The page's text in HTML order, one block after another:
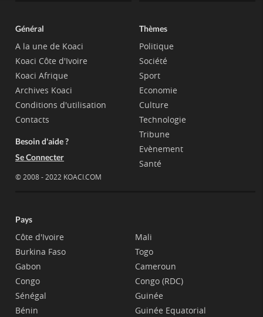
Général
A la une de Koaci
Koaci Côte d'Ivoire
Koaci Afrique
Archives Koaci
Conditions d'utilisation
Contacts
Besoin d'aide ?
Se Connecter
© 2008 - 2022 KOACI.COM
Thèmes
Politique
Société
Sport
Economie
Culture
Technologie
Tribune
Evènement
Santé
Pays
Côte d'Ivoire
Burkina Faso
Gabon
Congo
Sénégal
Bénin
Mali
Togo
Cameroun
Congo (RDC)
Guinée
Guinée Equatorial